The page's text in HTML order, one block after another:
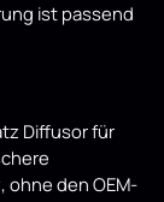
ist passend
Diffusor für
ohne den OEM-